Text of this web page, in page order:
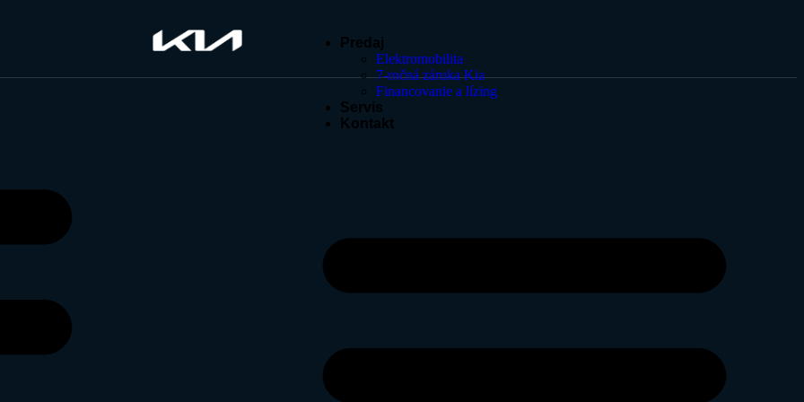
Predaj
Elektromobilita
7-ročná záruka Kia
Financovanie a lízing
Servis
Kontakt